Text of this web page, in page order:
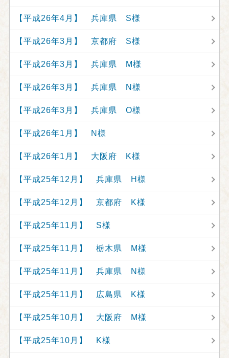
【平成26年4月】 兵庫県 S様
【平成26年3月】 京都府 S様
【平成26年3月】 兵庫県 M様
【平成26年3月】 兵庫県 N様
【平成26年3月】 兵庫県 O様
【平成26年1月】 N様
【平成26年1月】 大阪府 K様
【平成25年12月】 兵庫県 H様
【平成25年12月】 京都府 K様
【平成25年11月】 S様
【平成25年11月】 栃木県 M様
【平成25年11月】 兵庫県 N様
【平成25年11月】 広島県 K様
【平成25年10月】 大阪府 M様
【平成25年10月】 K様